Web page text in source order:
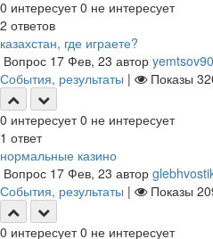
0 интересует 0 не интересует
2 ответов
казахстан, где играете?
Вопрос 17 Фев, 23 автор yemtsov90
События, результаты | Показы
0 интересует 0 не интересует
1 ответ
нормальные казино
Вопрос 17 Фев, 23 автор
События, результаты | Показы
0 интересует 0 не интересует